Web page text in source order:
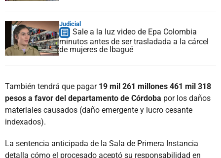
Judicial
Sale a la luz video de Epa Colombia
minutos antes de ser trasladada a la cárcel
de mujeres de Ibagué
También tendrá que pagar 19 mil 261 millones 461 mil 318
pesos a favor del departamento de Córdoba por los daños
materiales causados (daño emergente y lucro cesante
indexados).
La sentencia anticipada de la Sala de Primera Instancia
detalla cómo el procesado aceptó su responsabilidad en